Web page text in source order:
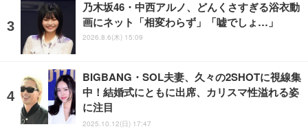
乃木坂46・中西アルノ、どんくさすぎる浴衣動
画にネット「相変わらず」「嘘でしょ…」
2026.8.6(木) 15:09
BIGBANG・SOL夫妻、久々の2SHOTに視線集
中！結婚式にともに出席、カリスマ性溢れる姿
に注目
2025.10.12(日) 17:47